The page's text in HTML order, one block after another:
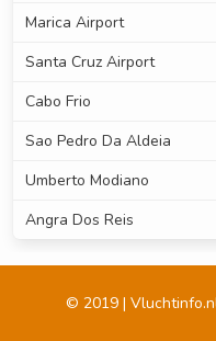
Marica Airport
Santa Cruz Airport
Cabo Frio
Sao Pedro Da Aldeia
Umberto Modiano
Angra Dos Reis
© 2019 |